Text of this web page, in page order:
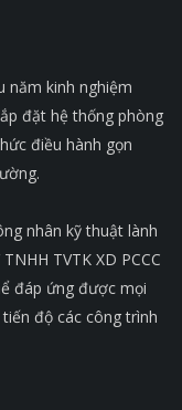
năm kinh nghiệm
đặt hệ thống phòng
điều hành gọn
nhân kỹ thuật lành
TVTK XD PCCC
đáp ứng được mọi
độ các công trình